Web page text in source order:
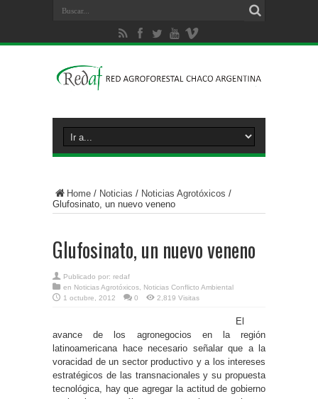
Home / Noticias / Noticias Agrotóxicos /
Glufosinato, un nuevo veneno
Glufosinato, un nuevo veneno
Publicado por: redaf
en Noticias Agrotóxicos
Noticias Conflicto Ambiental
1 octubre, 2012
0 2,819 Visitas
El
avance de los agronegocios en la región
latinoamericana hace necesario señalar que a la
voracidad de un sector productivo y a los intereses
estratégicos de las transnacionales y su propuesta
tecnológica, hay que agregar la actitud de gobierno